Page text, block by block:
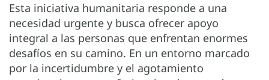
Esta iniciativa humanitaria responde a una
necesidad urgente y busca ofrecer apoyo
integral a las personas que enfrentan enormes
desafíos en su camino. En un entorno marcado
por la incertidumbre y el agotamiento